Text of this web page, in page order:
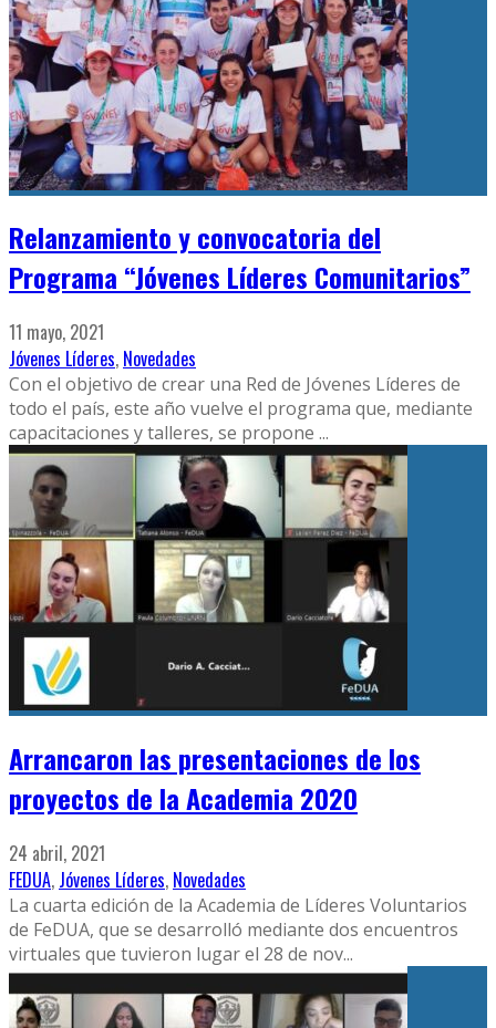
Relanzamiento y convocatoria del
Programa “Jóvenes Líderes Comunitarios”
11 mayo, 2021
Jóvenes Líderes, Novedades
Con el objetivo de crear una Red de Jóvenes Líderes de
todo el país, este año vuelve el programa que, mediante
capacitaciones y talleres, se propone ...
Arrancaron las presentaciones de los
proyectos de la Academia 2020
24 abril, 2021
FEDUA, Jóvenes Líderes, Novedades
La cuarta edición de la Academia de Líderes Voluntarios
de FeDUA, que se desarrolló mediante dos encuentros
virtuales que tuvieron lugar el 28 de nov...